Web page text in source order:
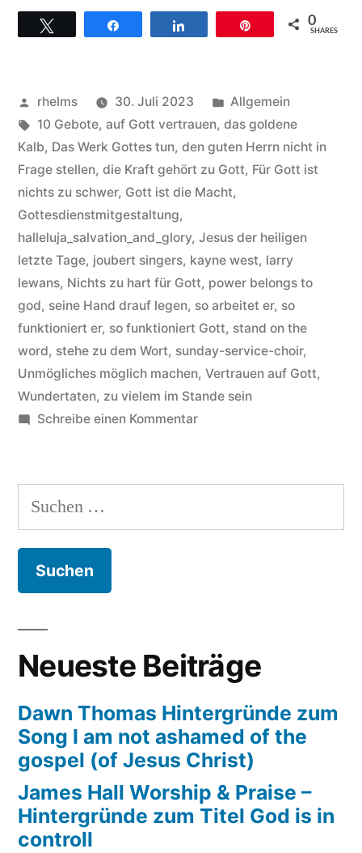
Choir
Hintergründe
zum
Song
That’s
how
the
good
lord
works“
0
SHARES
Veröffentlicht
von
rhelms 30. Juli 2023
Veröffentlicht
unter
Allgemein
Schlagwörter:
10 Gebote, auf Gott vertrauen, das goldene
Kalb, Das Werk Gottes tun, den guten Herrn nicht in
Frage stellen, die Kraft gehört zu Gott, Für Gott ist
nichts zu schwer, Gott ist die Macht,
Gottesdienstmitgestaltung,
halleluja_salvation_and_glory, Jesus der heiligen
letzte Tage, joubert singers, kayne west, larry
lewans, Nichts zu hart für Gott, power belongs to
god, seine Hand drauf legen, so arbeitet er, so
funktioniert er, so funktioniert Gott, stand on the
word, stehe zu dem Wort, sunday-service-choir,
Unmögliches möglich machen, Vertrauen auf Gott,
Wundertaten, zu vielem im Stande sein
Schreibe einen Kommentarzu
Choir
Hintergründe
good
works
Suchen
nach:
Neueste Beiträge
Dawn Thomas Hintergründe zum
Song I am not ashamed of the
gospel (of Jesus Christ)
James Hall Worship & Praise –
Hintergründe zum Titel God is in
controll